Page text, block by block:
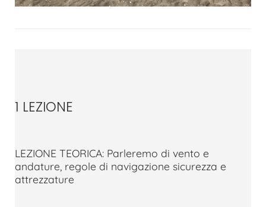
1 LEZIONE
LEZIONE TEORICA: Parleremo di vento e
andature, regole di navigazione sicurezza e
attrezzature